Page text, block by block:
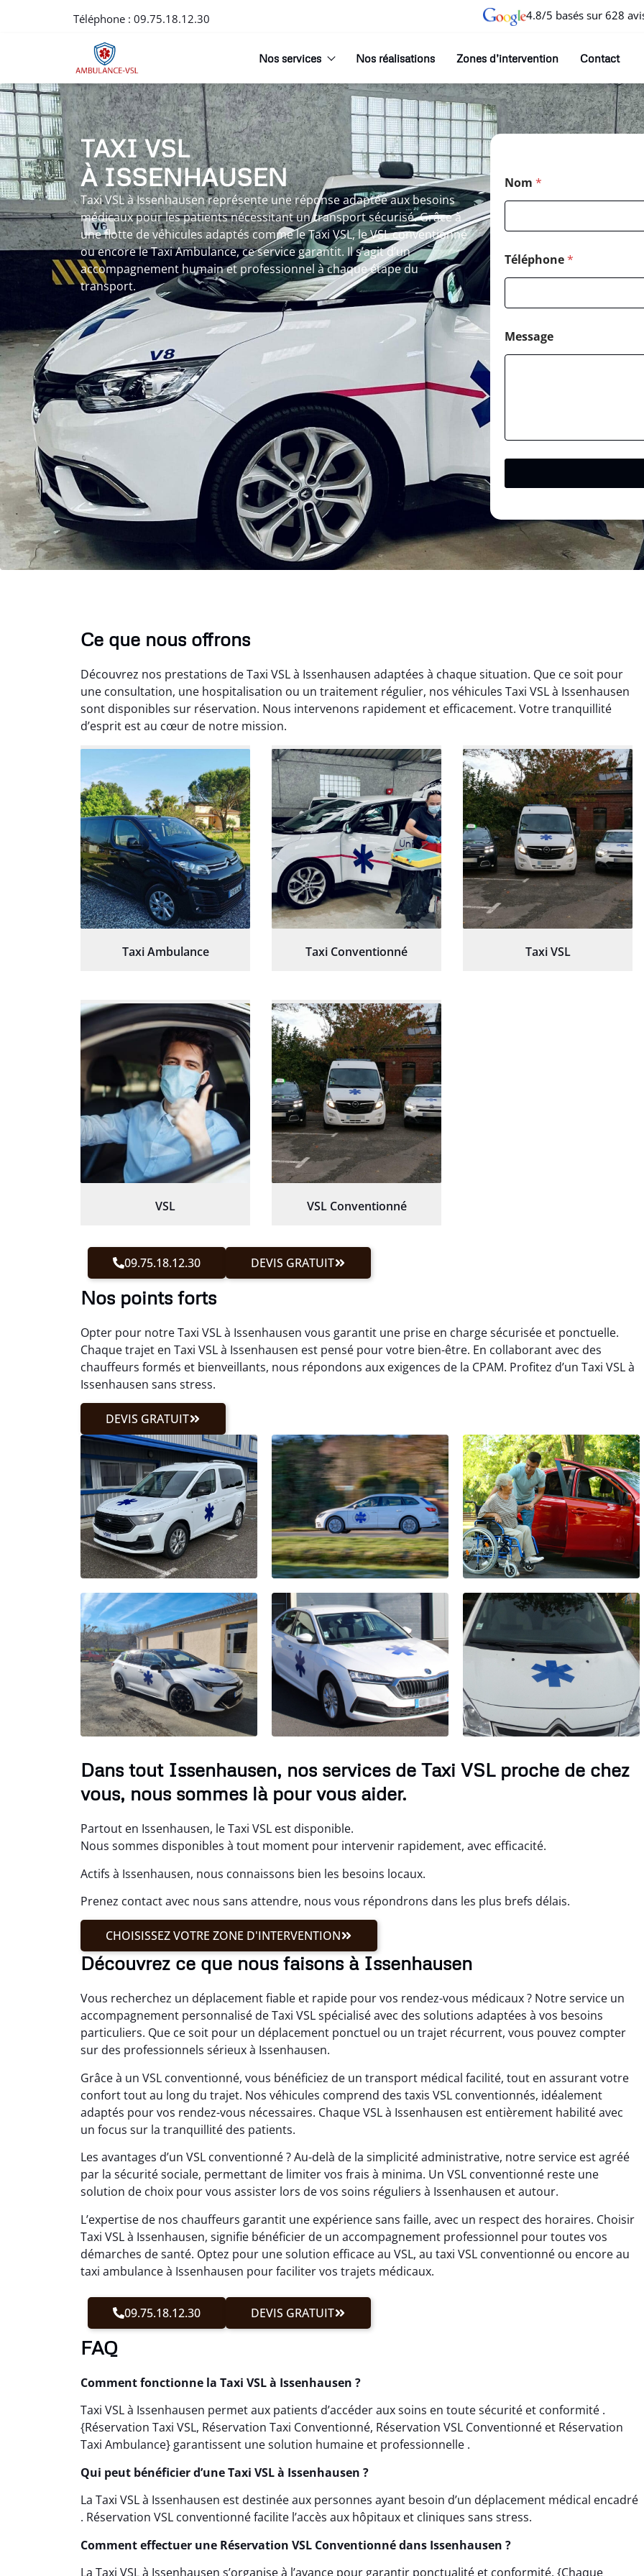
Téléphone : 09.75.18.12.30 4.8/5 basés sur 628
Nos services Nos réalisations Zones d’intervention Contact
TAXI VSL
À ISSENHAUSEN
Taxi VSL à Issenhausen représente une réponse adaptée aux besoins
médicaux pour les patients nécessitant un transport sécurisé. Grâce à
une flotte de véhicules adaptés comme le Taxi VSL, le VSL conventionné
ou encore le Taxi Ambulance, ce service garantit. Il s’agit d’un
accompagnement humain et professionnel à chaque étape du
transport.
Nom *
Téléphone*
Message
Ce que nous offrons
Découvrez nos prestations de Taxi VSL à Issenhausen adaptées à chaque situation. Que ce soit pour
une consultation, une hospitalisation ou un traitement régulier, nos véhicules Taxi VSL à Issenhausen
sont disponibles sur réservation. Nous intervenons rapidement et efficacement. Votre tranquillité
d’esprit est au cœur de notre mission.
Taxi Ambulance Taxi Conventionné Taxi VSL
VSL VSL Conventionné
09.75.18.12.30 DEVIS GRATUIT
Nos points forts
Opter pour notre Taxi VSL à Issenhausen vous garantit une prise en charge sécurisée et ponctuelle.
Chaque trajet en Taxi VSL à Issenhausen est pensé pour votre bien-être. En collaborant avec des
chauffeurs formés et bienveillants, nous répondons aux exigences de la CPAM. Profitez d’un Taxi VSL à
Issenhausen sans stress.
DEVIS GRATUIT
Dans tout Issenhausen, nos services de Taxi VSL proche de chez
vous, nous sommes là pour vous aider.
Partout en Issenhausen, le Taxi VSL est disponible.
Nous sommes disponibles à tout moment pour intervenir rapidement, avec efficacité.
Actifs à Issenhausen, nous connaissons bien les besoins locaux.
Prenez contact avec nous sans attendre, nous vous répondrons dans les plus brefs délais.
CHOISISSEZ VOTRE ZONE D'INTERVENTION
Découvrez ce que nous faisons à Issenhausen
Vous recherchez un déplacement fiable et rapide pour vos rendez-vous médicaux ? Notre service un
accompagnement personnalisé de Taxi VSL spécialisé avec des solutions adaptées à vos besoins
particuliers. Que ce soit pour un déplacement ponctuel ou un trajet récurrent, vous pouvez compter
sur des professionnels sérieux à Issenhausen.
Grâce à un VSL conventionné, vous bénéficiez de un transport médical facilité, tout en assurant votre
confort tout au long du trajet. Nos véhicules comprend des taxis VSL conventionnés, idéalement
adaptés pour vos rendez-vous nécessaires. Chaque VSL à Issenhausen est entièrement habilité avec
un focus sur la tranquillité des patients.
Les avantages d’un VSL conventionné ? Au-delà de la simplicité administrative, notre service est agréé
par la sécurité sociale, permettant de limiter vos frais à minima. Un VSL conventionné reste une
solution de choix pour vous assister lors de vos soins réguliers à Issenhausen et autour.
L’expertise de nos chauffeurs garantit une expérience sans faille, avec un respect des horaires. Choisir
Taxi VSL à Issenhausen, signifie bénéficier de un accompagnement professionnel pour toutes vos
démarches de santé. Optez pour une solution efficace au VSL, au taxi VSL conventionné ou encore au
taxi ambulance à Issenhausen pour faciliter vos trajets médicaux.
09.75.18.12.30 DEVIS GRATUIT
FAQ
Comment fonctionne la Taxi VSL à Issenhausen ?
Taxi VSL à Issenhausen permet aux patients d’accéder aux soins en toute sécurité et conformité .
{Réservation Taxi VSL, Réservation Taxi Conventionné, Réservation VSL Conventionné et Réservation
Taxi Ambulance} garantissent une solution humaine et professionnelle .
Qui peut bénéficier d’une Taxi VSL à Issenhausen ?
La Taxi VSL à Issenhausen est destinée aux personnes ayant besoin d’un déplacement médical encadré
. Réservation VSL conventionné facilite l’accès aux hôpitaux et cliniques sans stress.
Comment effectuer une Réservation VSL Conventionné dans Issenhausen ?
La Taxi VSL à Issenhausen s’organise à l’avance pour garantir ponctualité et conformité. {Chaque
Arnaud Deschamps
30 janvier 2025
Très satisfait du transport,
tout s’est bien déroulé.
Chauffeur à l’écoute et
patient.
Jérémy Ferrand
8 septembre 2024
Transport ponctuel et
personnel très attentionné.
Très satisfait du service.